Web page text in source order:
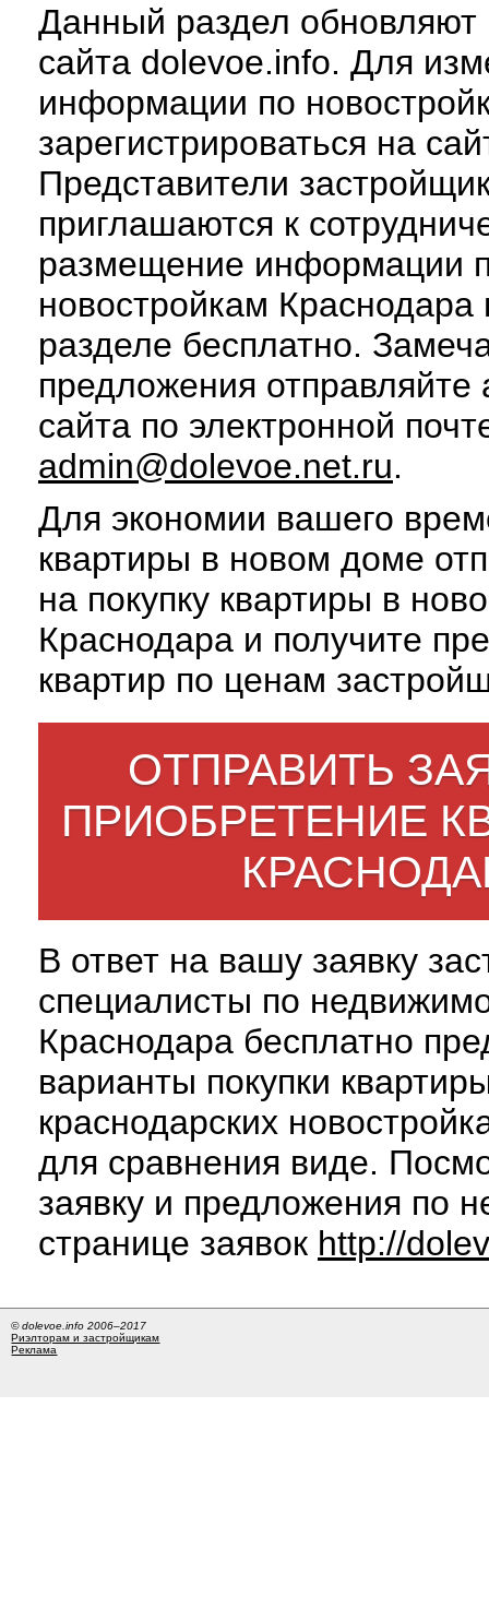
Данный раздел обновляют
сайта dolevoe.info. Для
информации по
зарегистрироваться на
Представители
приглашаются к
размещение информации
новостройкам
разделе бесплатно.
предложения отправляйте
сайта по электронной
admin@dolevoe.net.ru.
Для экономии вашего
квартиры в новом доме
на покупку квартиры в
Краснодара и получите
квартир по ценам
ОТПРАВИТЬ
ПРИОБРЕТЕНИЕ
В ответ на вашу заявку
специалисты по
Краснодара бесплатно
варианты покупки
краснодарских
для сравнения виде.
заявку и предложения по
странице заявок http://
© dolevoe.info 2006–2017
Риэлторам и застройщикам
Реклама